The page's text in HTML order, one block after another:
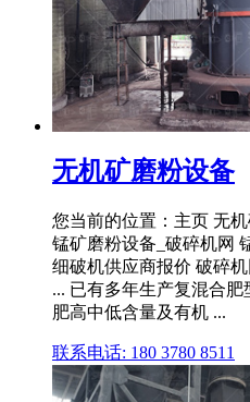
无机矿磨粉设备
您当前的位置：主页 无
锰矿磨粉设备_破碎机网
细破机供应商报价 破碎
... 已有多年生产复混合
肥高中低含量及有机 ...
联系电话: 180 3780 8511